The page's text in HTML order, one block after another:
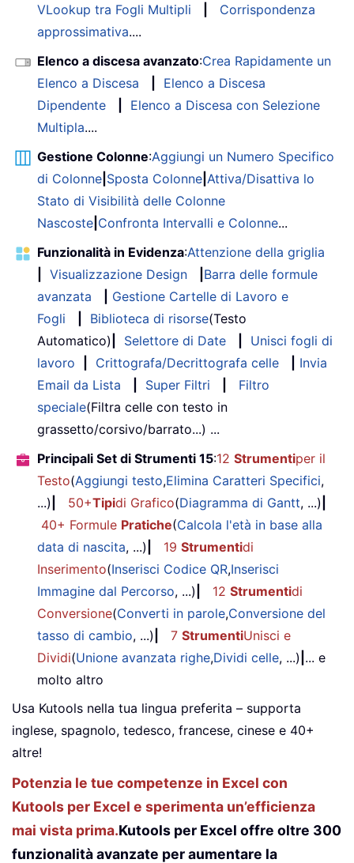
VLookup tra Fogli Multipli
Corrispondenza
approssimativa....
Elenco a discesa avanzato:Crea Rapidamente un
Elenco a Discesa
Elenco a Discesa
Dipendente
Elenco a Discesa con Selezione
Multipla....
Gestione Colonne:Aggiungi un Numero Specifico
di Colonne Sposta Colonne Attiva/Disattiva lo
Stato di Visibilità delle Colonne
Nascoste Confronta Intervalli e Colonne...
Funzionalità in Evidenza:Attenzione della griglia
Visualizzazione Design
Barra delle formule
avanzata
Gestione Cartelle di Lavoro e
Fogli
Biblioteca di risorse(Testo
Automatico)
Selettore di Date
Unisci fogli di
lavoro
Crittografa/Decrittografa celle
Invia
Email da Lista
Super Filtri
Filtro
speciale(Filtra celle con testo in
grassetto/corsivo/barrato...) ...
Principali Set di Strumenti 15:12 Strumentiper il
Testo(Aggiungi testo,Elimina Caratteri Specifici,
...)
50+Tipidi Grafico(Diagramma di Gantt, ...)
40+ Formule Pratiche(Calcola l'età in base alla
data di nascita, ...) 19 Strumentidi
Inserimento(Inserisci Codice QR,Inserisci
Immagine dal Percorso, ...) 12 Strumentidi
Conversione(Converti in parole,Conversione del
tasso di cambio, ...) 7 StrumentiUnisci e
Dividi(Unione avanzata righe,Dividi celle, ...) ... e
molto altro
Usa Kutools nella tua lingua preferita – supporta
inglese, spagnolo, tedesco, francese, cinese e 40+
altre!
Potenzia le tue competenze in Excel con
Kutools per Excel e sperimenta un’efficienza
mai vista prima.Kutools per Excel offre oltre 300
funzionalità avanzate per aumentare la